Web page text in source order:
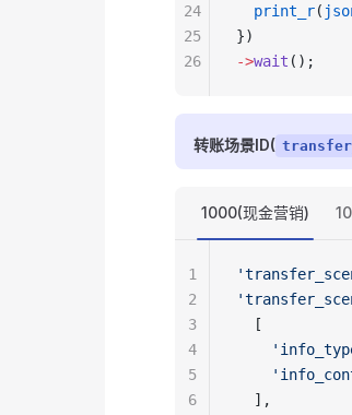
  print_r
(
})
->wait ();
24
25
26
转账场景ID(
1000(现金营销)
  [
  ],
1
2
3
4
5
6